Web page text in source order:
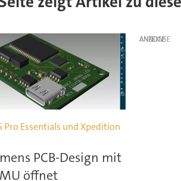
Pro Essentials und Xpedition
PCB-Design mit
öffnet
ANZEIGE